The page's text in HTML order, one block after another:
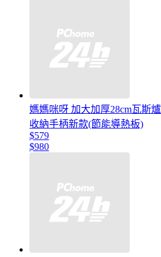
媽媽咪呀 加大加厚28cm瓦斯
收納手柄新款(節能導熱板)
$579
$980